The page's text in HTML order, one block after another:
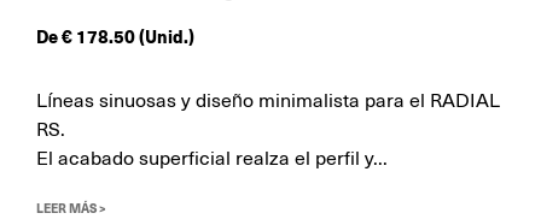
De€ 178.50(Unid.)
Líneas sinuosas y diseño minimalista para el RADIAL
RS.
El acabado superficial realza el perfil y...
LEER MÁS >